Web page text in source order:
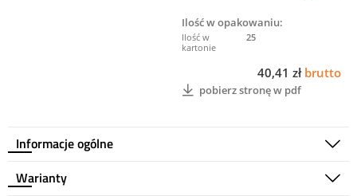
Informacje ogólne
Ilość w opakowaniu:
25
40,41 zł brutto
pobierz stronę w pdf
Warianty